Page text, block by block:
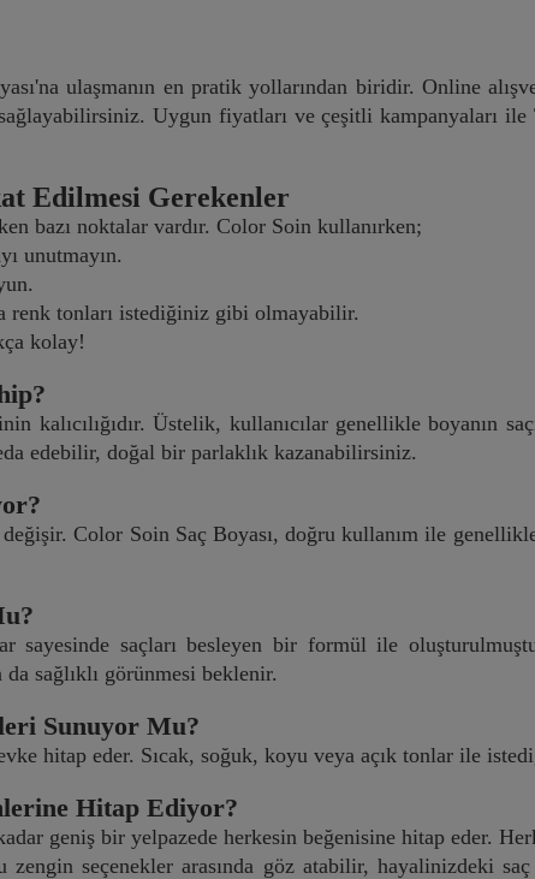
ulaşmanın en pratik yollarından biridir. Online
Uygun fiyatları ve çeşitli kampanyaları
Edilmesi Gerekenler
bazı noktalar vardır. Color Soin kullanırken;
unutmayın.
renk tonları istediğiniz gibi olmayabilir.
kolay!
kalıcılığıdır. Üstelik, kullanıcılar genellikle boyanın
edebilir, doğal bir parlaklık kazanabilirsiniz.
Color Soin Saç Boyası, doğru kullanım ile genellikle
sayesinde saçları besleyen bir formül ile
sağlıklı görünmesi beklenir.
Sunuyor Mu?
hitap eder. Sıcak, soğuk, koyu veya açık tonlar ile
Hitap Ediyor?
geniş bir yelpazede herkesin beğenisine hitap eder.
zengin seçenekler arasında göz atabilir, hayalinizdeki